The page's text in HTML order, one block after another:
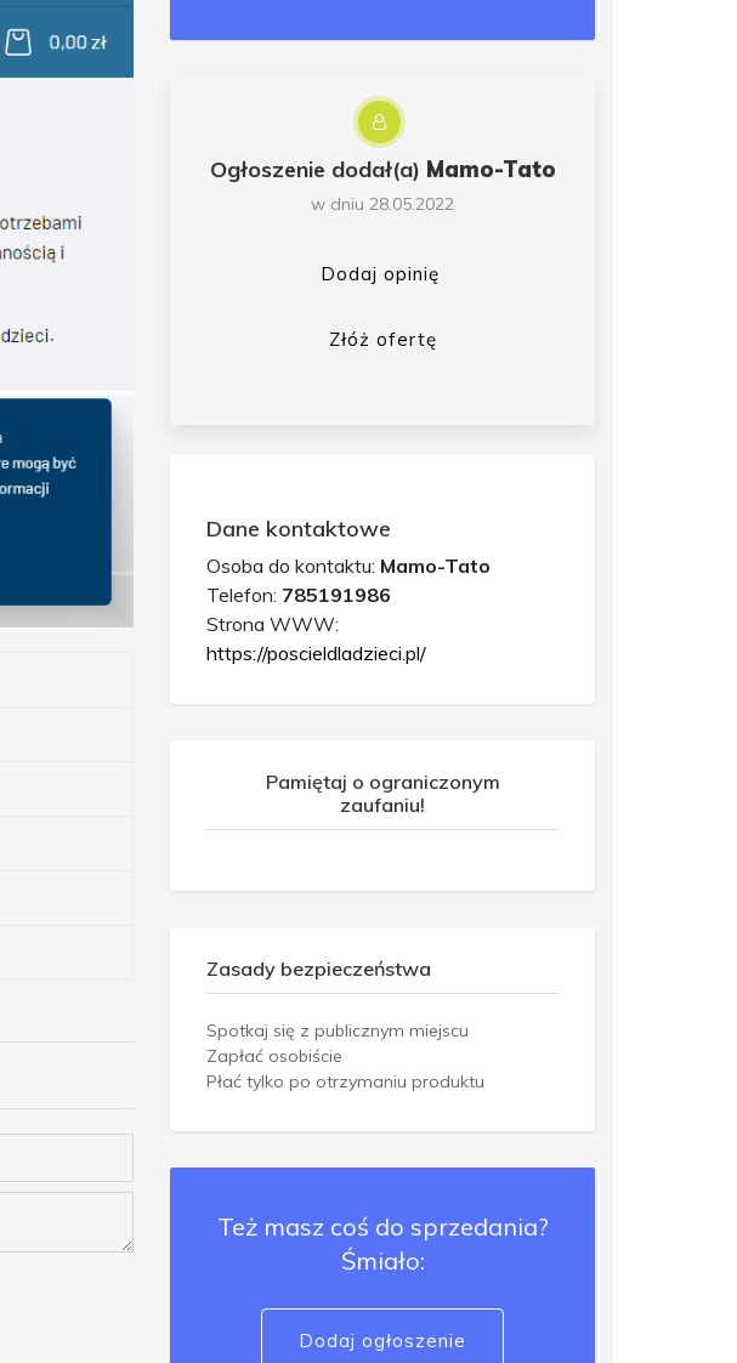
Ogłoszenie dodał(a) Mamo-Tato
w dniu 28.05.2022
Dodaj opinię
Złóż ofertę
Dane kontaktowe
Osoba do kontaktu: Mamo-Tato
Telefon: 785191986
Strona WWW:
https://poscieldladzieci.pl/
Pamiętaj o ograniczonym
zaufaniu!
Zasady bezpieczeństwa
Spotkaj się z publicznym miejscu
Zapłać osobiście
Płać tylko po otrzymaniu produktu
Też masz coś do sprzedania?
Śmiało:
Dodaj ogłoszenie